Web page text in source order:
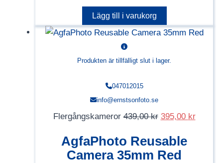
439,00 kr.
Lägg till i varukorg
Produkten är tillfälligt slut i lager.
047012015
info@ernstsonfoto.se
Flergångskameror439,00kr Det
priset
var:
395,00 krDet
AgfaPhoto Reusable
Camera 35mm Red